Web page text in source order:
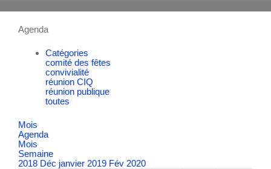
Agenda
Catégories
comité des fêtes
convivialité
réunion CIQ
réunion publique
toutes
Mois
Agenda
Mois
Semaine
2018 Déc janvier 2019 Fév 2020